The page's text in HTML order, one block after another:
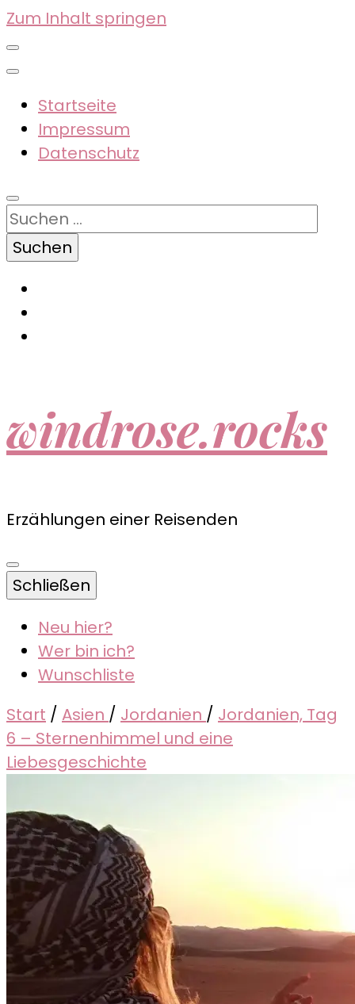
Zum Inhalt springen
Startseite
Impressum
Datenschutz
Suchen
nach:
windrose.rocks
Erzählungen einer Reisenden
Schließen
Neu hier?
Wer bin ich?
Wunschliste
Start / Asien / Jordanien / Jordanien, Tag
6 – Sternenhimmel und eine
Liebesgeschichte